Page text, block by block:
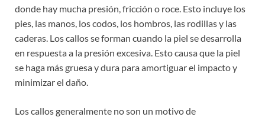
donde hay mucha presión, fricción o roce. Esto incluye los
pies, las manos, los codos, los hombros, las rodillas y las
caderas. Los callos se forman cuando la piel se desarrolla
en respuesta a la presión excesiva. Esto causa que la piel
se haga más gruesa y dura para amortiguar el impacto y
minimizar el daño.
Los callos generalmente no son un motivo de